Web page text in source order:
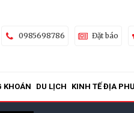
0985698786 Đặt báo
KHOÁN DU LỊCH KINH TẾ ĐỊA